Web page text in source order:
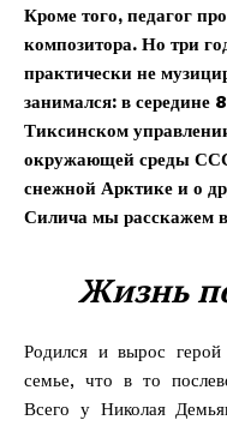
Кроме того, педагог
композитора. Но три
практически не
занимался: в середине
Тиксинском
окружающей среды
снежной Арктике и о
Силича мы расскажем
Жизнь
Родился и вырос
семье, что в то
Всего у Николая